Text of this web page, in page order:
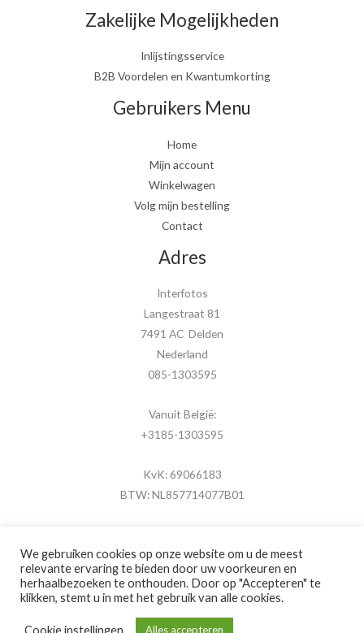
Zakelijke Mogelijkheden
Inlijstingsservice
B2B Voordelen en Kwantumkorting
Gebruikers Menu
Home
Mijn account
Winkelwagen
Volg mijn bestelling
Contact
Adres
Interfotos
Langestraat 81
7491 AC Delden
Nederland
085-1303595
Vanuit België:
+3185-1303595
KvK: 69066183
BTW: NL857714077B01
Copyright © 2026 MijnFotolijstje.nl
Powered by Brouwer Digitaal
We gebruiken cookies op onze website om u de meest
relevante ervaring te bieden door uw voorkeuren en
herhaalbezoeken te onthouden. Door op "Accepteren" te
klikken, stemt u in met het gebruik van alle cookies.
Cookie instellingen Alles accepteren